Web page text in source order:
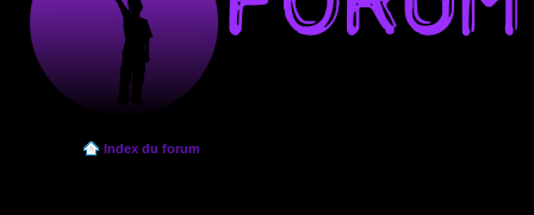
Index du forum